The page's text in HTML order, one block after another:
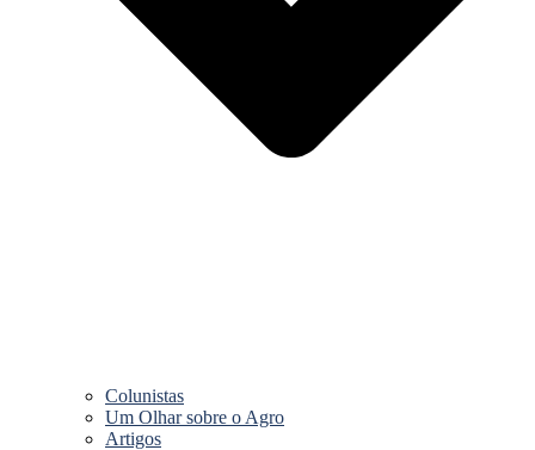
Colunistas
Um Olhar sobre o Agro
Artigos